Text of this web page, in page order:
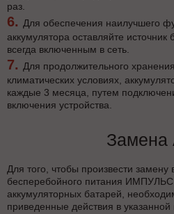
раз.
Для обеспечения наилучшего
аккумулятора оставляйте источник
всегда включенным в сеть.
Для продолжительного
климатических условиях,
каждые 3 месяца, путем
включения устройства.
Замена
Для того, чтобы произвести замену
бесперебойного питания
аккумуляторных батарей,
приведенные действия в указанной